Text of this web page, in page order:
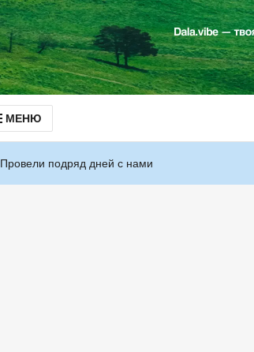
МЕНЮ
Провели подряд дней с нами